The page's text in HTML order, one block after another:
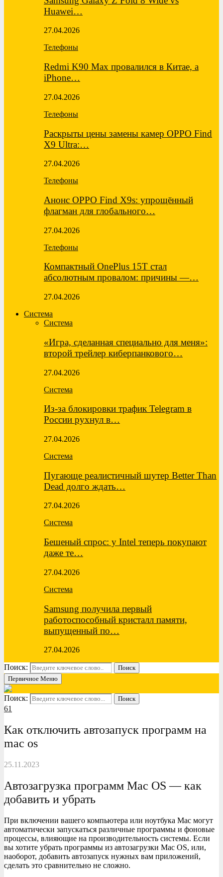
Huawei…
27.04.2026
Телефоны
Redmi K90 Max провалился в Китае, а
iPhone…
27.04.2026
Телефоны
Раскрыты цены замены камер OPPO Find
X9 Ultra:…
27.04.2026
Телефоны
Анонс OPPO Find X9s: упрощённый
флагман для глобального…
27.04.2026
Телефоны
Компактный OnePlus 15T стал
абсолютным провалом: причины —…
27.04.2026
Система
Система
«Игра, сделанная специально для меня»:
второй трейлер киберпанкового…
27.04.2026
Система
Из-за блокировки трафик Telegram в
России рухнул в…
27.04.2026
Система
Пугающе реалистичный шутер Better Than
Dead долго ждать…
27.04.2026
Система
Бешеный спрос: у Intel теперь покупают
даже те…
27.04.2026
Система
Samsung получила первый
работоспособный кристалл памяти,
выпущенный по…
27.04.2026
Поиск:
Поиск
Первичное Меню
Поиск: Поиск
61
Как отключить автозапуск программ на
mac os
25.11.2023
Автозагрузка программ Mac OS — как
добавить и убрать
При включении вашего компьютера или ноутбука Mac могут
автоматически запускаться различные программы и фоновые
процессы, влияющие на производительность системы. Если
вы хотите убрать программы из автозагрузки Mac OS, или,
наоборот, добавить автозапуск нужных вам приложений,
сделать это сравнительно не сложно.